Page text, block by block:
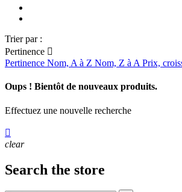
Trier par :
Pertinence 
Pertinence Nom, A à Z Nom, Z à A Prix,
Oups ! Bientôt de nouveaux produits.
Effectuez une nouvelle recherche

clear
Search the store